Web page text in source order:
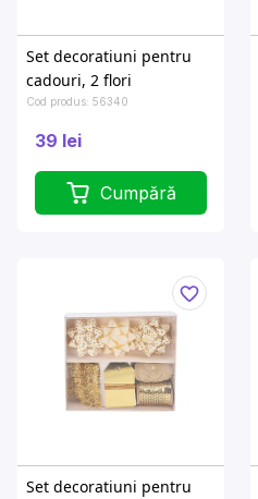
Set decoratiuni pentru
cadouri, 2 flori
Cod produs: 56340
39 lei
Cumpără
Set decoratiuni pentru